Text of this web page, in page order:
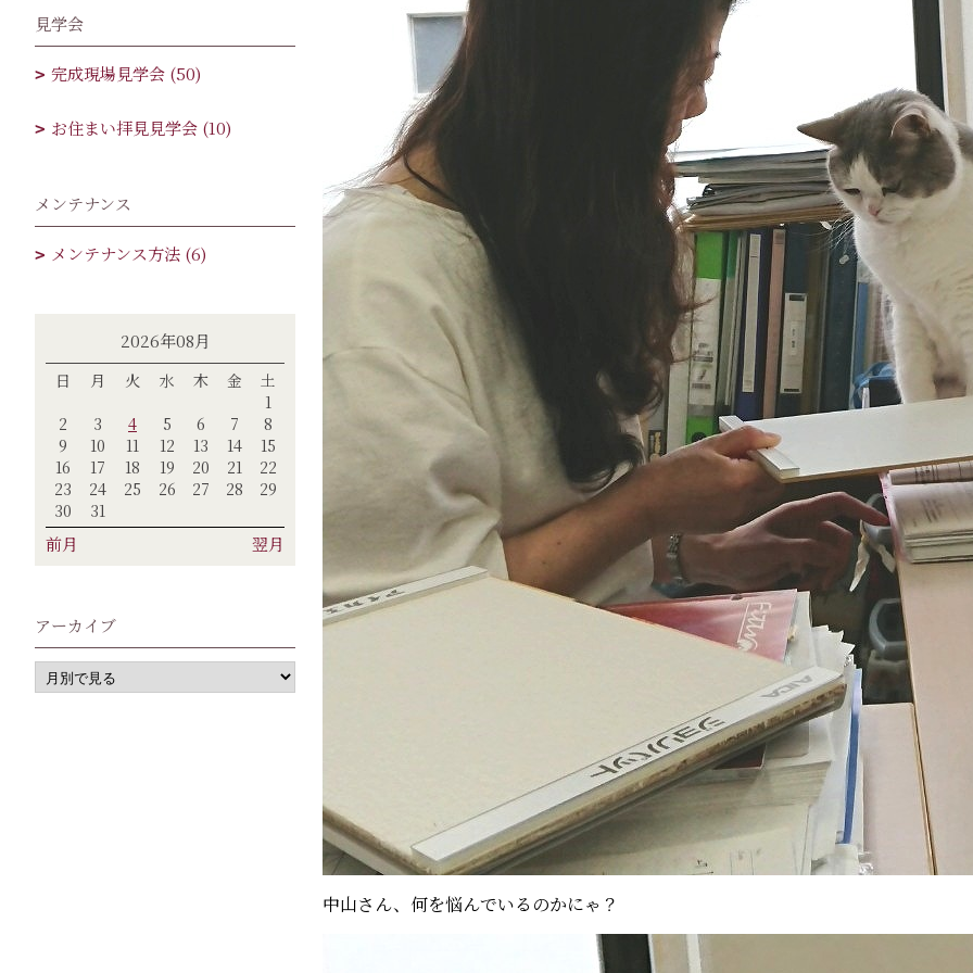
中山さん、何を悩んでいるのかにゃ？
見学会
完成現場見学会 (50)
お住まい拝見見学会 (10)
メンテナンス
メンテナンス方法 (6)
2026年08月
日 月 火 水 木 金
土
1
2
3 4 5 6 7
8
9
10 11 12 13 14
15
16
17 18 19 20 21
22
23
24 25 26 27 28
29
30
31
前月 翌月
アーカイブ